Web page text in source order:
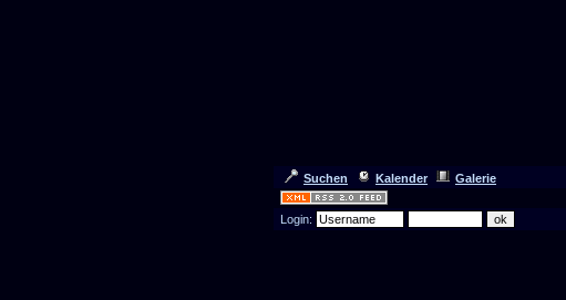
Suchen
Kalender Galerie
Login: